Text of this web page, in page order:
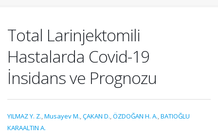
Total Larinjektomili
Hastalarda Covid-19
İnsidans ve Prognozu
YILMAZ Y. Z.,Musayev M.,ÇAKAN D.,ÖZDOĞAN H. A.,BATIOĞLU
KARAALTIN A.